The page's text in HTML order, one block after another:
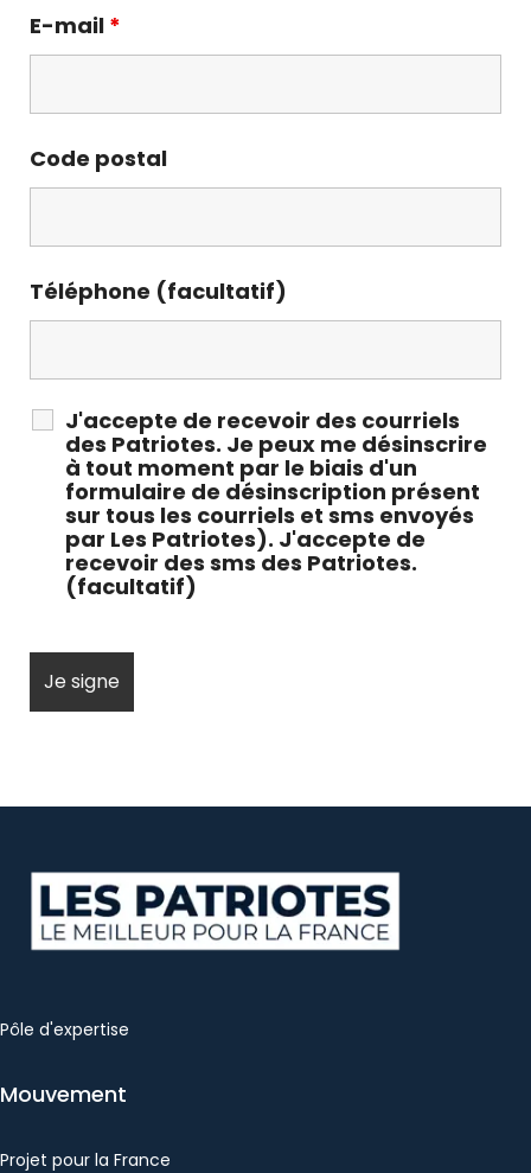
E-mail *
Code postal
Téléphone (facultatif)
J'accepte de recevoir des courriels
des Patriotes. Je peux me désinscrire
à tout moment par le biais d'un
formulaire de désinscription présent
sur tous les courriels et sms envoyés
par Les Patriotes). J'accepte de
recevoir des sms des Patriotes.
(facultatif)
Pôle d'expertise
Mouvement
Projet pour la France